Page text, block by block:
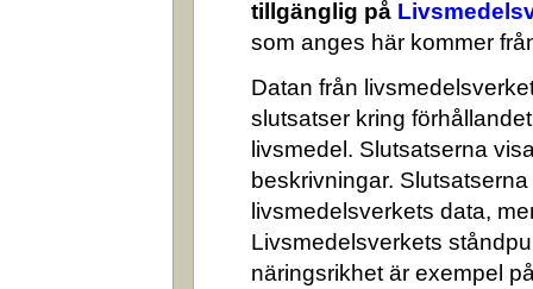
tillgänglig på
som anges här kommer
Datan från
slutsatser kring
livsmedel. Slutsatserna
beskrivningar.
livsmedelsverkets data,
Livsmedelsverkets
näringsrikhet är exempel